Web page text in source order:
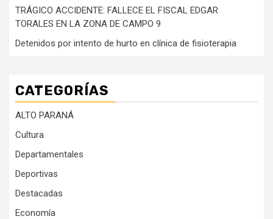
TRÁGICO ACCIDENTE: FALLECE EL FISCAL EDGAR
TORALES EN LA ZONA DE CAMPO 9
Detenidos por intento de hurto en clínica de fisioterapia
CATEGORÍAS
ALTO PARANÁ
Cultura
Departamentales
Deportivas
Destacadas
Economía